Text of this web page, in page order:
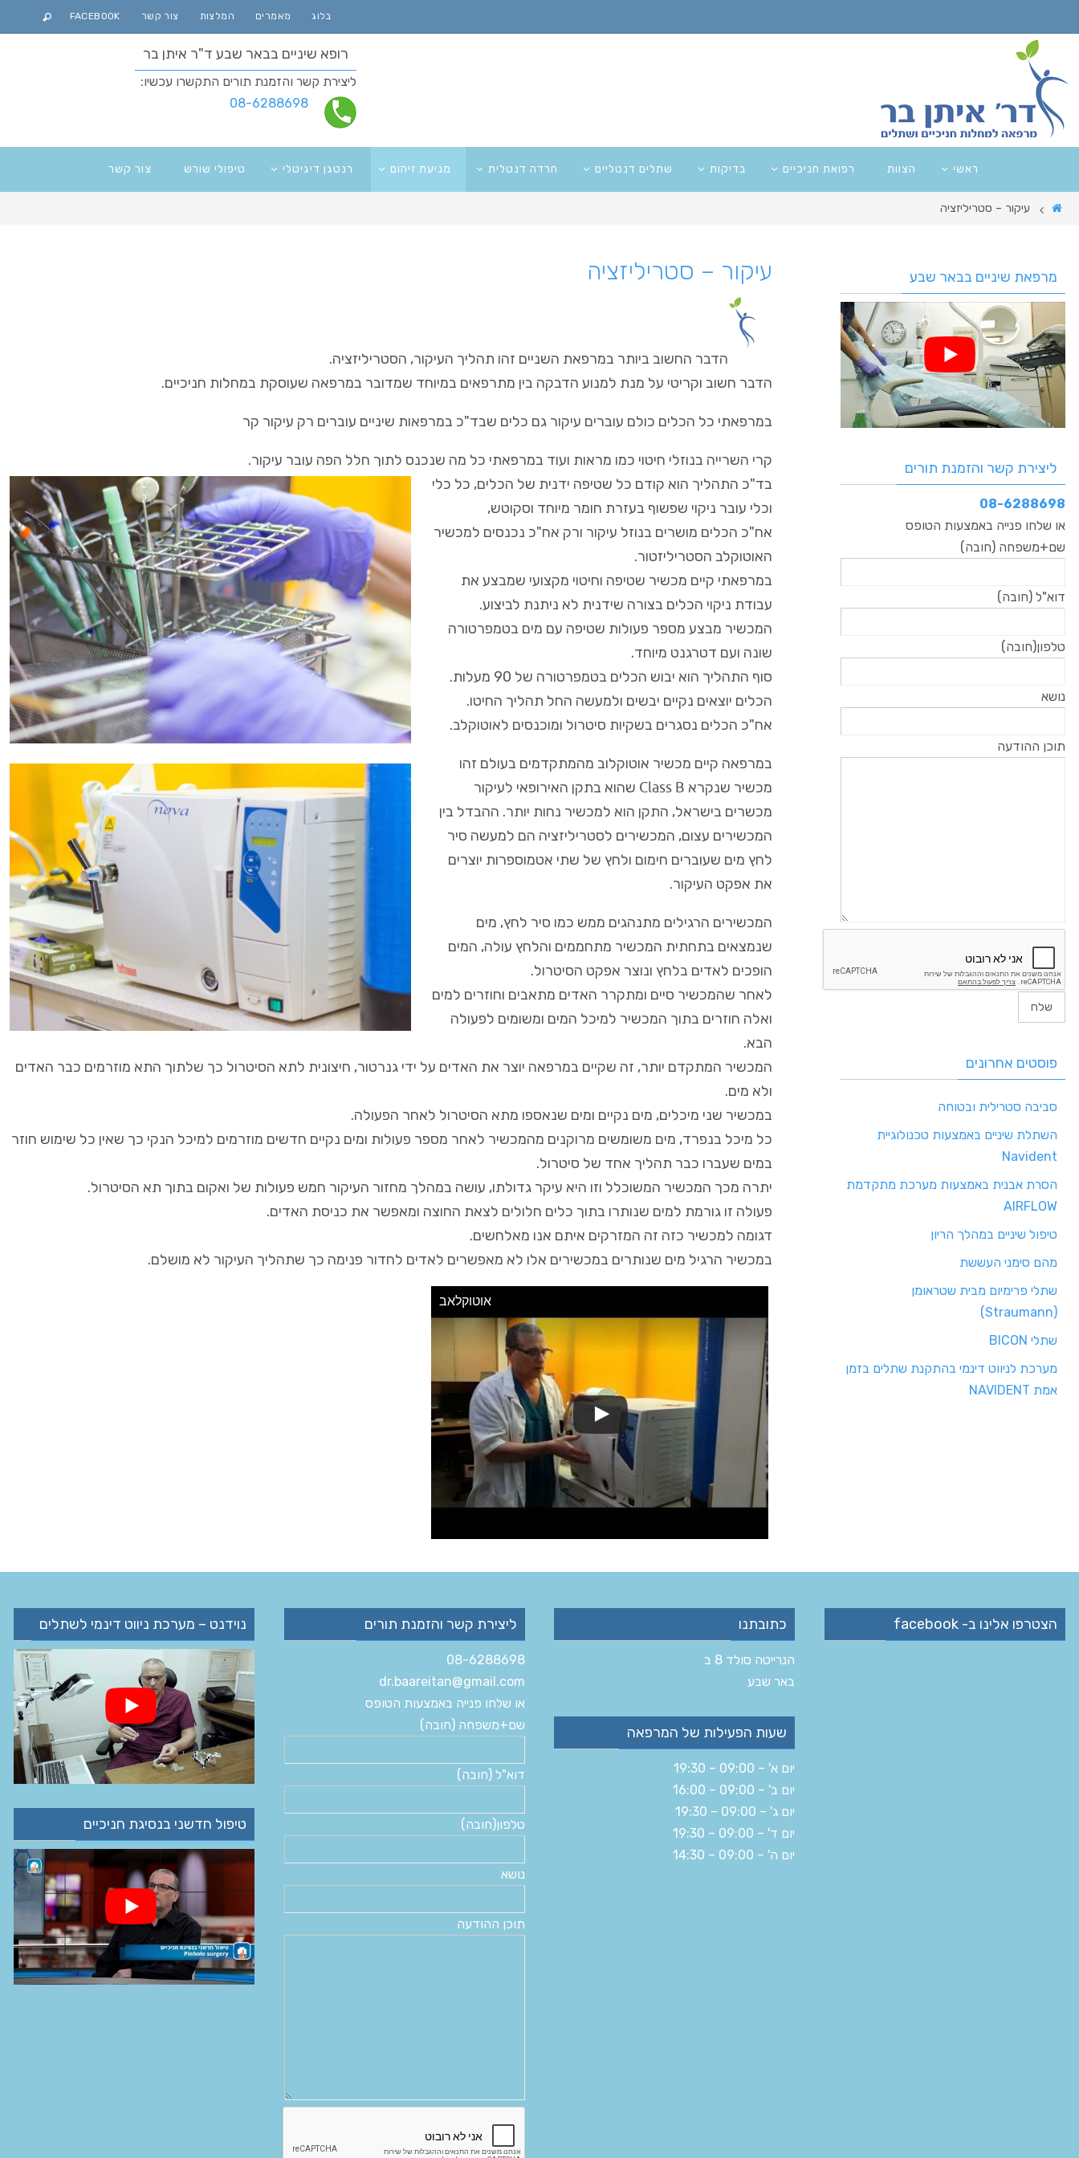
בלוג מאמרים המלצות צור קשר FACEBOOK
רופא שיניים בבאר שבע ד"ר איתן בר
ליצירת קשר והזמנת תורים התקשרו עכשיו:
08-6288698
ראשי הצוות רפואת חניכיים בדיקות שתלים דנטליים חרדה דנטלית מניעת זיהום רנטגן דיגיטלי טיפולי שורש צור קשר
עיקור – סטריליזציה
עיקור – סטריליזציה
הדבר החשוב ביותר במרפאת השניים זהו תהליך העיקור, הסטריליזציה.
הדבר חשוב וקריטי על מנת למנוע הדבקה בין מתרפאים במיוחד שמדובר במרפאה שעוסקת במחלות חניכיים.
במרפאתי כל הכלים כולם עוברים עיקור גם כלים שבד"כ במרפאות שיניים עוברים רק עיקור קר
קרי השרייה בנוזלי חיטוי כמו מראות ועוד במרפאתי כל מה שנכנס לתוך חלל הפה עובר עיקור.
בד"כ התהליך הוא קודם כל שטיפה ידנית של הכלים, כל כלי
וכלי עובר ניקוי שפשוף בעזרת חומר מיוחד וסקוטש,
אח"כ הכלים מושרים בנוזל עיקור ורק אח"כ נכנסים למכשיר
האוטוקלב הסטריליזטור.
במרפאתי קיים מכשיר שטיפה וחיטוי מקצועי שמבצע את
עבודת ניקוי הכלים בצורה שידנית לא ניתנת לביצוע.
המכשיר מבצע מספר פעולות שטיפה עם מים בטמפרטורה
שונה ועם דטרגנט מיוחד.
סוף התהליך הוא יבוש הכלים בטמפרטורה של 90 מעלות.
הכלים יוצאים נקיים יבשים ולמעשה החל תהליך החיטו.
אח"כ הכלים נסגרים בשקיות סיטרול ומוכנסים לאוטוקלב.
במרפאה קיים מכשיר אוטוקלוב מהמתקדמים בעולם זהו
מכשיר שנקרא Class B שהוא בתקן האירופאי לעיקור
מכשרים בישראל, התקן הוא למכשיר נחות יותר. ההבדל בין
המכשירים עצום, המכשירים לסטריליזציה הם למעשה סיר
לחץ מים שעוברים חימום ולחץ של שתי אטמוספרות יוצרים
את אפקט העיקור.
המכשירים הרגילים מתנהגים ממש כמו סיר לחץ, מים
שנמצאים בתחתית המכשיר מתחממים והלחץ עולה, המים
הופכים לאדים בלחץ ונוצר אפקט הסיטרול.
לאחר שהמכשיר סיים ומתקרר האדים מתאבים וחוזרים למים
ואלה חוזרים בתוך המכשיר למיכל המים ומשומים לפעולה
הבא.
המכשיר המתקדם יותר, זה שקיים במרפאה יוצר את האדים על ידי גנרטור, חיצונית לתא הסיטרול כך שלתוך התא מוזרמים כבר האדים
ולא מים.
במכשיר שני מיכלים, מים נקיים ומים שנאספו מתא הסיטרול לאחר הפעולה.
כל מיכל בנפרד, מים משומשים מרוקנים מהמכשיר לאחר מספר פעולות ומים נקיים חדשים מוזרמים למיכל הנקי כך שאין כל שימוש חוזר
במים שעברו כבר תהליך אחד של סיטרול.
יתרה מכך המכשיר המשוכלל וזו היא עיקר גדולתו, עושה במהלך מחזור העיקור חמש פעולות של ואקום בתוך תא הסיטרול.
פעולה זו גורמת למים שנותרו בתוך כלים חלולים לצאת החוצה ומאפשר את כניסת האדים.
דגומה למכשיר כזה זה המזרקים איתם אנו מאלחשים.
במכשיר הרגיל מים שנותרים במכשירים אלו לא מאפשרים לאדים לחדור פנימה כך שתהליך העיקור לא מושלם.
אוטוקלאב
מרפאת שיניים בבאר שבע
ליצירת קשר והזמנת תורים
08-6288698
או שלחו פנייה באמצעות הטופס
שם+משפחה (חובה)
דוא"ל (חובה)
טלפון(חובה)
נושא
תוכן ההודעה
פוסטים אחרונים
סביבה סטרילית ובטוחה
השתלת שיניים באמצעות טכנולוגיית
Navident
הסרת אבנית באמצעות מערכת מתקדמת
AIRFLOW
טיפול שיניים במהלך הריון
מהם סימני העששת
שתלי פרימיום מבית שטראומן
(Straumann)
שתלי BICON
מערכת לניווט דינמי בהתקנת שתלים בזמן
אמת NAVIDENT
הצטרפו אלינו ב- facebook כתובתנו
הנרייטה סולד 8 ב‏
‏באר שבע‏
שעות הפעילות של המרפאה
יום א' – 09:00 – 19:30
יום ב' – 09:00 – 16:00
יום ג' – 09:00 – 19:30
יום ד' – 09:00 – 19:30
יום ה' – 09:00 – 14:30
ליצירת קשר והזמנת תורים
08-6288698
dr.baareitan@gmail.com
או שלחו פנייה באמצעות הטופס
שם+משפחה (חובה)
דוא"ל (חובה)
טלפון(חובה)
נושא
תוכן ההודעה
נוידנט – מערכת ניווט דינמי לשתלים
טיפול חדשני בנסיגת חניכיים